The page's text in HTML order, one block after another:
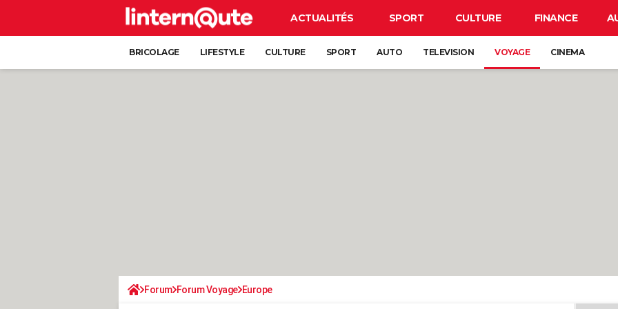
ACTUALITÉS SPORT CULTURE FINANCE
BRICOLAGE LIFESTYLE CULTURE SPORT AUTO TELEVISION VOYAGE CINEMA
Forum Forum Voyage Europe